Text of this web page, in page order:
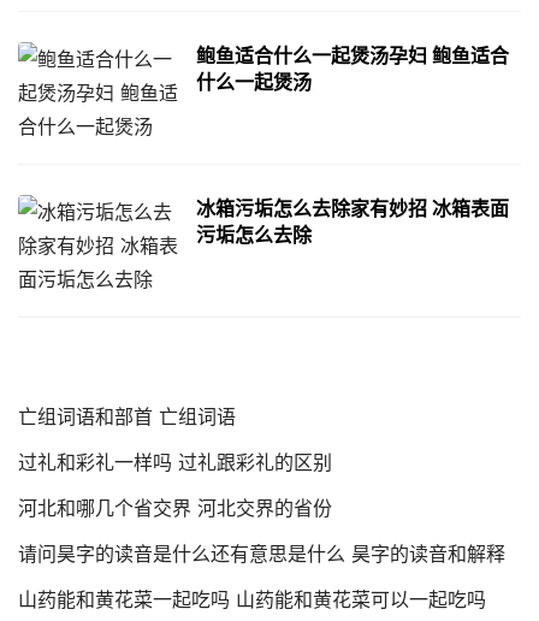
鲍鱼适合什么一起煲汤孕妇 鲍鱼适合
什么一起煲汤
冰箱污垢怎么去除家有妙招 冰箱表面
污垢怎么去除
亡组词语和部首 亡组词语
过礼和彩礼一样吗 过礼跟彩礼的区别
河北和哪几个省交界 河北交界的省份
请问昊字的读音是什么还有意思是什么 昊字的读音和解释
山药能和黄花菜一起吃吗 山药能和黄花菜可以一起吃吗